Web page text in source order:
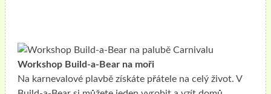
Workshop Build-a-Bear na moři
Na karnevalové plavbě získáte přátele na celý život. V